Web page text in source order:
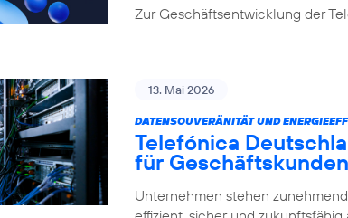
Zur Geschäftsentwicklung der
13. Mai 2026
DATENSOUVERÄNITÄT UND
Telefónica
für Geschäftskunden
Unternehmen stehen